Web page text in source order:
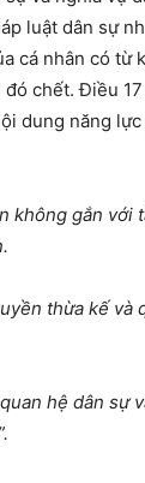
luật dân sự
cá nhân có từ
chết. Điều
dung năng
không gắn với
thừa kế và
hệ dân sự